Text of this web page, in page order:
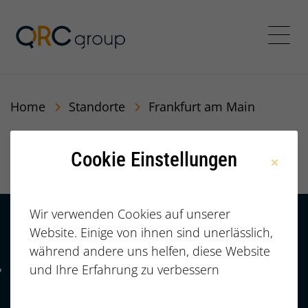
QRC Personalberatung
Home Standorte Frankfurt am Main
Frankfurt am Main
Kontakt
+49 (0)
911/23733277
Telefonnummer: 4 9 0 9 1 1 2 3 7 3 3 2 7 7
HÄUFIGE FRAGEN |
FAQ
Cookie Einstellungen
Wir verwenden Cookies auf unserer
Website. Einige von ihnen sind unerlässlich,
während andere uns helfen, diese Website
und Ihre Erfahrung zu verbessern